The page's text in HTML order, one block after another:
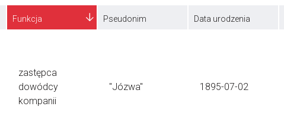
Funkcja Pseudonim Data urodzenia
zastępca
dowódcy
kompanii
"Józwa" 1895-07-02